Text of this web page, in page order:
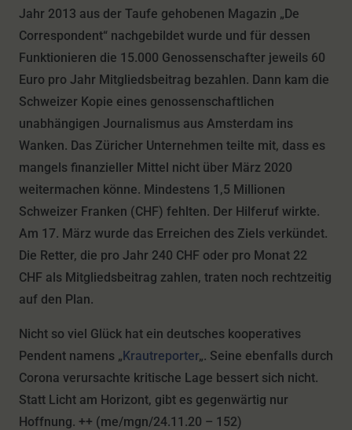
Jahr 2013 aus der Taufe gehobenen Magazin „De
Correspondent“ nachgebildet wurde und für dessen
Funktionieren die 15.000 Genossenschafter jeweils 60
Euro pro Jahr Mitgliedsbeitrag bezahlen. Dann kam die
Schweizer Kopie eines genossenschaftlichen
unabhängigen Journalismus aus Amsterdam ins
Wanken. Das Züricher Unternehmen teilte mit, dass es
mangels finanzieller Mittel nicht über März 2020
weitermachen könne. Mindestens 1,5 Millionen
Schweizer Franken (CHF) fehlten. Der Hilferuf wirkte.
Am 17. März wurde das Erreichen des Ziels verkündet.
Die Retter, die pro Jahr 240 CHF oder pro Monat 22
CHF als Mitgliedsbeitrag zahlen, traten noch rechtzeitig
auf den Plan.
Nicht so viel Glück hat ein deutsches kooperatives
Pendent namens „Krautreporter„. Seine ebenfalls durch
Corona verursachte kritische Lage bessert sich nicht.
Statt Licht am Horizont, gibt es gegenwärtig nur
Hoffnung. ++ (me/mgn/24.11.20 – 152)